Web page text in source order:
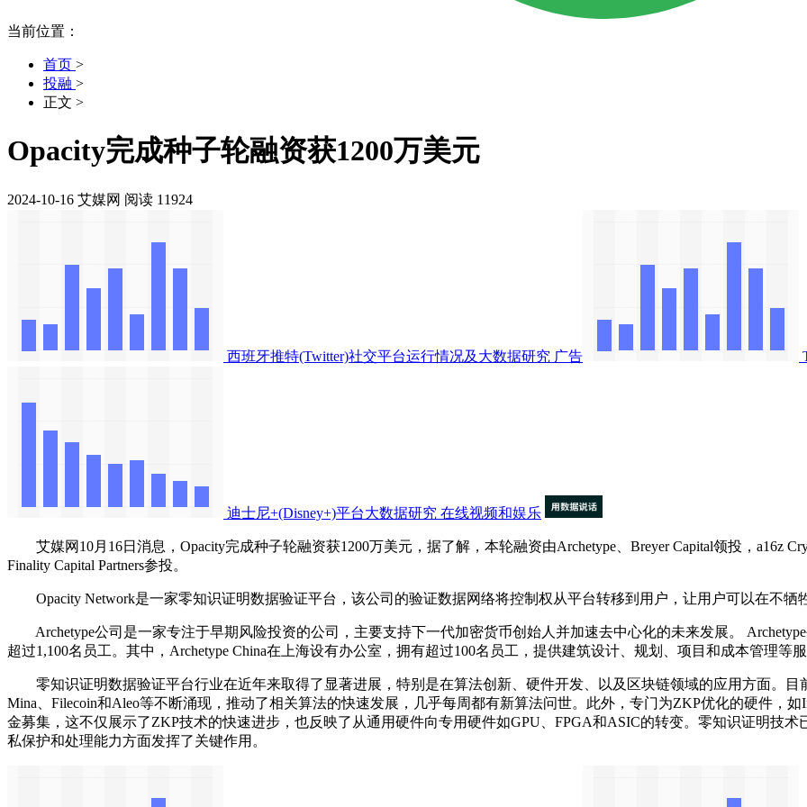
当前位置：
首页 >
投融 >
正文 >
Opacity完成种子轮融资获1200万美元
2024-10-16 艾媒网 阅读 11924
西班牙推特(Twitter)社交平台运行情况及大数据研究 广告
迪士尼+(Disney+)平台大数据研究 在线视频和娱乐
艾媒网10月16日消息，Opacity完成种子轮融资获1200万美元，据了解，本轮融资由Archetype、Breyer Capital领投，a16z
Finality Capital Partners参投。
Opacity Network是一家零知识证明数据验证平台，该公司的验证数据网络将控制权从平台转移到用户，让用户可以在不牺
‌Archetype公司是一家专注于早期风险投资的公司，主要支持下一代加密货币创始人并加速去中心化的未来发展。‌
超过1,100名员工。其中，Archetype China在上海设有办公室，拥有超过100名员工，提供建筑设计、规划、项目和成本管理等
零知识证明数据验证平台行业在近年来取得了显著进展，特别是在算法创新、硬件开发、以及区块链领域的应用方面。目
Mina、Filecoin和Aleo等不断涌现，推动了相关算法的快速发展，几乎每周都有新算法问世。此外，专门为ZKP优化的硬件，如
金募集，这不仅展示了ZKP技术的快速进步，也反映了从通用硬件向专用硬件如GPU、FPGA和ASIC的转变。零知识证明技
私保护和处理能力方面发挥了关键作用。